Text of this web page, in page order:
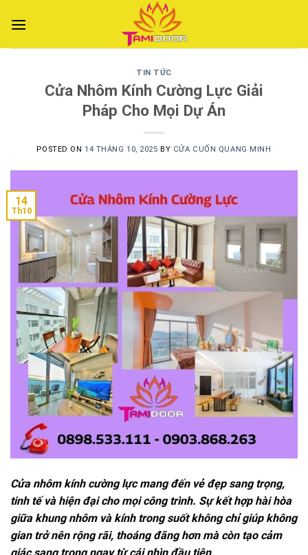
TIN TỨC
Cửa Nhôm Kính Cường Lực Giải
Pháp Cho Mọi Dự Án
POSTED ON14 THÁNG 10, 2025 BY CỬA CUỐN QUANG MINH
14
Th10
Cửa nhôm kính cường lực mang đến vẻ đẹp sang trọng,
tinh tế và hiện đại cho mọi công trình. Sự kết hợp hài hòa
giữa khung nhôm và kính trong suốt không chỉ giúp không
gian trở nên rộng rãi, thoáng đãng hơn mà còn tạo cảm
giác sang trọng ngay từ cái nhìn đầu tiên.